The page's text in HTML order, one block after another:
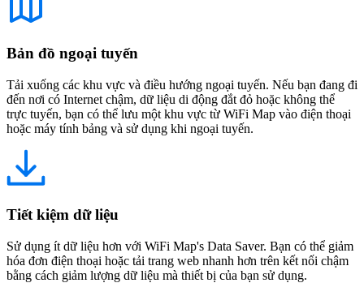
Bản đồ ngoại tuyến
Tải xuống các khu vực và điều hướng ngoại tuyến. Nếu bạn đang đi
đến nơi có Internet chậm, dữ liệu di động đắt đỏ hoặc không thể
trực tuyến, bạn có thể lưu một khu vực từ WiFi Map vào điện thoại
hoặc máy tính bảng và sử dụng khi ngoại tuyến.
Tiết kiệm dữ liệu
Sử dụng ít dữ liệu hơn với WiFi Map's Data Saver. Bạn có thể giảm
hóa đơn điện thoại hoặc tải trang web nhanh hơn trên kết nối chậm
bằng cách giảm lượng dữ liệu mà thiết bị của bạn sử dụng.